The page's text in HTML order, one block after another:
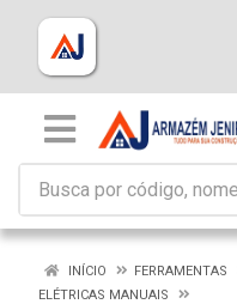
INÍCIO
FERRAMENTAS
ELÉTRICAS MANUAIS